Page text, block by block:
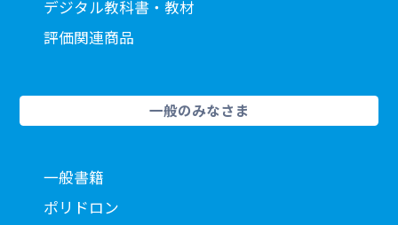
デジタル教科書・教材
評価関連商品
一般のみなさま
一般書籍
ポリドロン